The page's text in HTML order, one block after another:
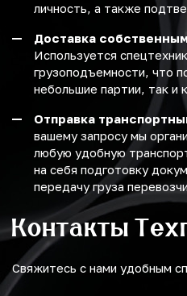
личность, а также
Доставка
Используется
грузоподъемности, что
небольшие партии, так и
Отправка
вашему запросу мы
любую удобную
на себя подготовку
передачу груза
Контакты
Свяжитесь с нами удобным